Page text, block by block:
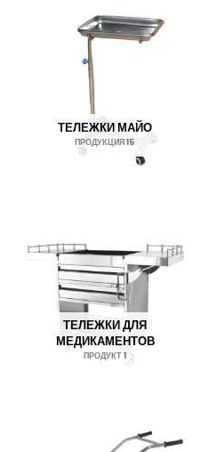
ТЕЛЕЖКИ МАЙО
ПРОДУКЦИЯ 15
ТЕЛЕЖКИ ДЛЯ
МЕДИКАМЕНТОВ
ПРОДУКТ 1